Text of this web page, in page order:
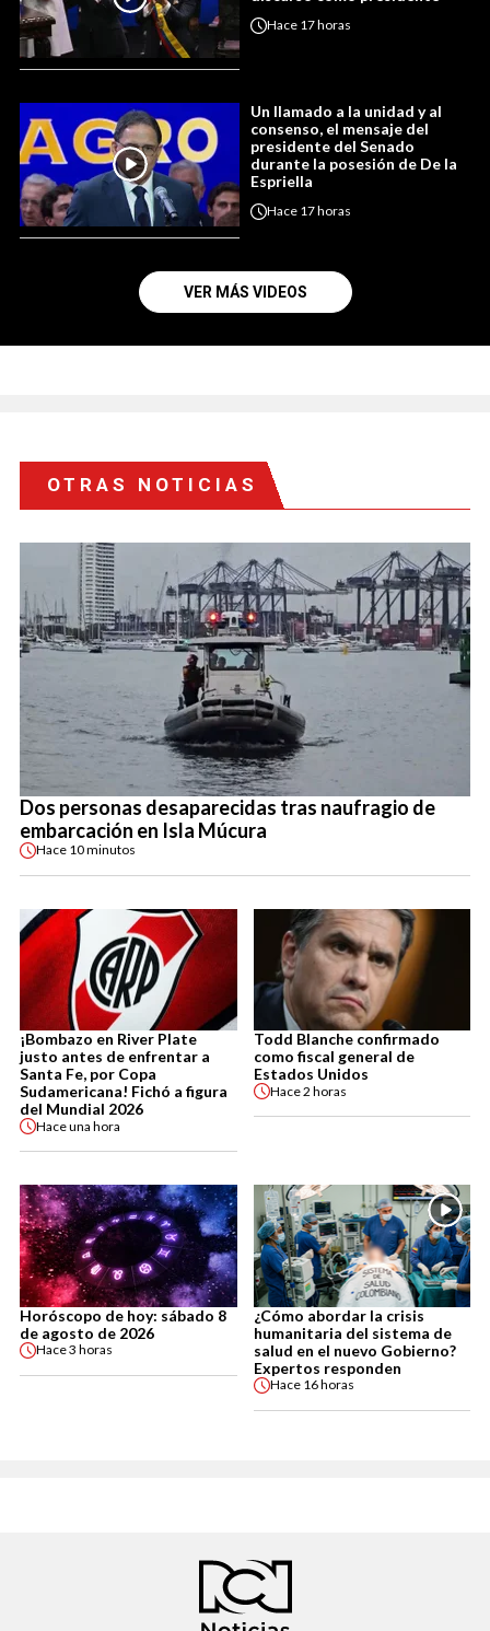
Hace 17 horas
Un llamado a la unidad y al
consenso, el mensaje del
presidente del Senado
durante la posesión de De la
Espriella
Hace 17 horas
VER MÁS VIDEOS
OTRAS NOTICIAS
Dos personas desaparecidas tras naufragio de
embarcación en Isla Múcura
Hace 10 minutos
¡Bombazo en River Plate
justo antes de enfrentar a
Santa Fe, por Copa
Sudamericana! Fichó a figura
del Mundial 2026
Haceuna hora
Todd Blanche confirmado
como fiscal general de
Estados Unidos
Hace2 horas
Horóscopo de hoy: sábado 8
de agosto de 2026
Hace3 horas
¿Cómo abordar la crisis
humanitaria del sistema de
salud en el nuevo Gobierno?
Expertos responden
Hace 16 horas